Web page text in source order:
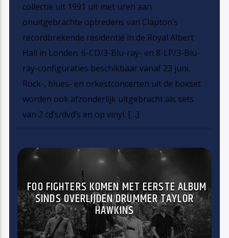
collectie uit 1991 uit met uren aan
onuitgebrachte optredens van Clapton’s
recordbrekende residentie in de Royal Albert
Hall in Londen. 6-CD/3-Blu-ray- en 8-LP/3-Blu-
ray-configuraties beschikbaar vanaf 23 juni.
Rock-, blues- en orkestconcerten uit de boxset
worden ook afzonderlijk uitgebracht als sets
van 2 cd’s/dvd’s en op vinyl. […]
FOO FIGHTERS KOMEN MET EERSTE ALBUM
SINDS OVERLIJDEN DRUMMER TAYLOR
HAWKINS